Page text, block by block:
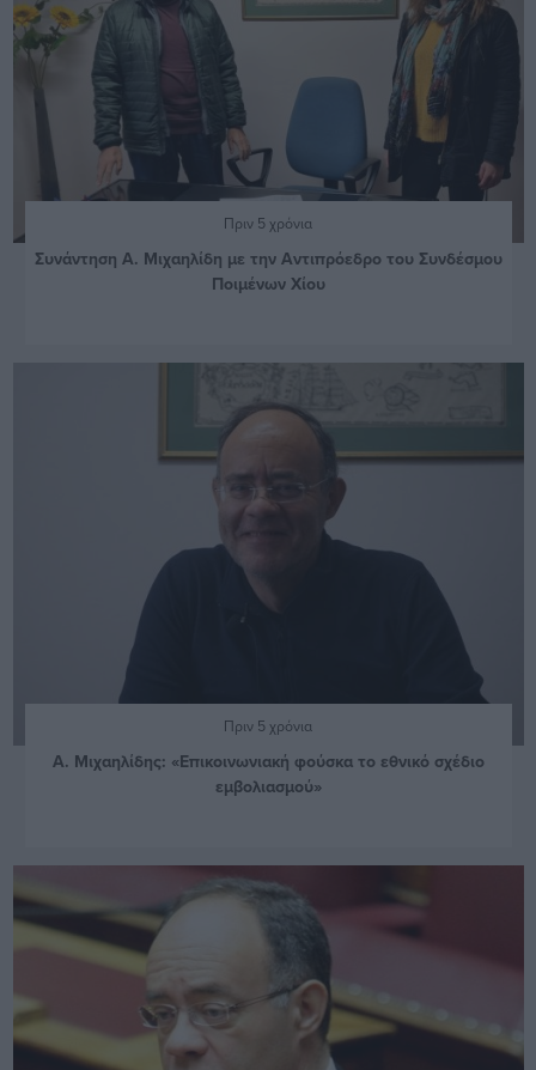
Πριν 5 χρόνια
Συνάντηση Α. Μιχαηλίδη με την Αντιπρόεδρο του Συνδέσμου
Ποιμένων Χίου
Πριν 5 χρόνια
Α. Μιχαηλίδης: «Επικοινωνιακή φούσκα το εθνικό σχέδιο
εμβολιασμού»